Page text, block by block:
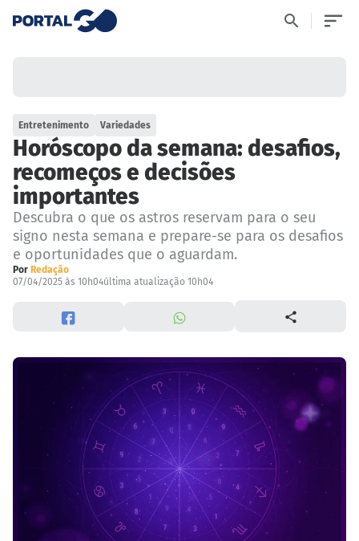
Entretenimento Variedades
Horóscopo da semana: desafios,
recomeços e decisões
importantes
Descubra o que os astros reservam para o seu
signo nesta semana e prepare-se para os desafios
e oportunidades que o aguardam.
Por Redação
07/04/2025 às 10h04última atualização 10h04